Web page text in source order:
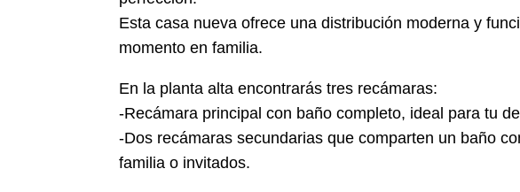
Esta casa nueva ofrece una distribución moderna y
momento en familia.
En la planta alta encontrarás tres recámaras:
-Recámara principal con baño completo, ideal para tu
-Dos recámaras secundarias que comparten un baño
familia o invitados.